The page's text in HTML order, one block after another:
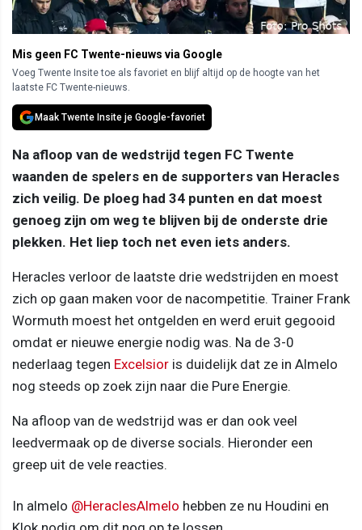
Mis geen FC Twente-nieuws via Google
Voeg Twente Insite toe als favoriet en blijf altijd op de hoogte van het
laatste FC Twente-nieuws.
Maak Twente Insite je Google-favoriet
Na afloop van de wedstrijd tegen FC Twente
waanden de spelers en de supporters van Heracles
zich veilig. De ploeg had 34 punten en dat moest
genoeg zijn om weg te blijven bij de onderste drie
plekken. Het liep toch net even iets anders.
Heracles verloor de laatste drie wedstrijden en moest
zich op gaan maken voor de nacompetitie. Trainer Frank
Wormuth moest het ontgelden en werd eruit gegooid
omdat er nieuwe energie nodig was. Na de 3-0
nederlaag tegen Excelsior is duidelijk dat ze in Almelo
nog steeds op zoek zijn naar die Pure Energie.
Na afloop van de wedstrijd was er dan ook veel
leedvermaak op de diverse socials. Hieronder een
greep uit de vele reacties.
In almelo @HeraclesAlmelo hebben ze nu Houdini en